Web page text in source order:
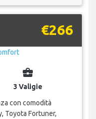
€266
business_center
3 Valigie
con comodità
Toyota Fortuner,